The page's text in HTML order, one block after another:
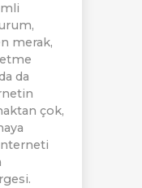
merak,
da
çok,